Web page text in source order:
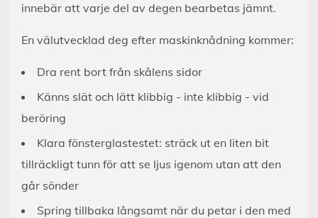
innebär att varje del av degen bearbetas jämnt.
En välutvecklad deg efter maskinknådning kommer:
Dra rent bort från skålens sidor
Känns slät och lätt klibbig - inte klibbig - vid
beröring
Klara fönsterglastestet: sträck ut en liten bit
tillräckligt tunn för att se ljus igenom utan att den
går sönder
Spring tillbaka långsamt när du petar i den med